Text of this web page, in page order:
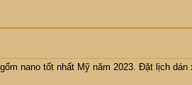
nano tốt nhất Mỹ năm 2023. Đặt lịch dán